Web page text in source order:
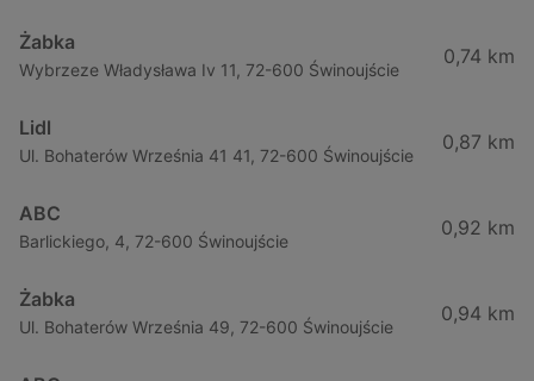
Żabka
Wybrzeze Władysława Iv 11, 72-600 Świnoujście
0,74 km
Lidl
Ul. Bohaterów Września 41 41, 72-600 Świnoujście
0,87 km
ABC
Barlickiego, 4, 72-600 Świnoujście
0,92 km
Żabka
Ul. Bohaterów Września 49, 72-600 Świnoujście
0,94 km